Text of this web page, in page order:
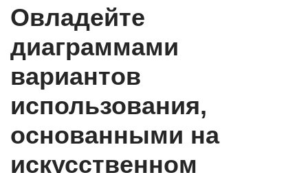
Овладейте
диаграммами
вариантов
использования,
основанными на
искусственном